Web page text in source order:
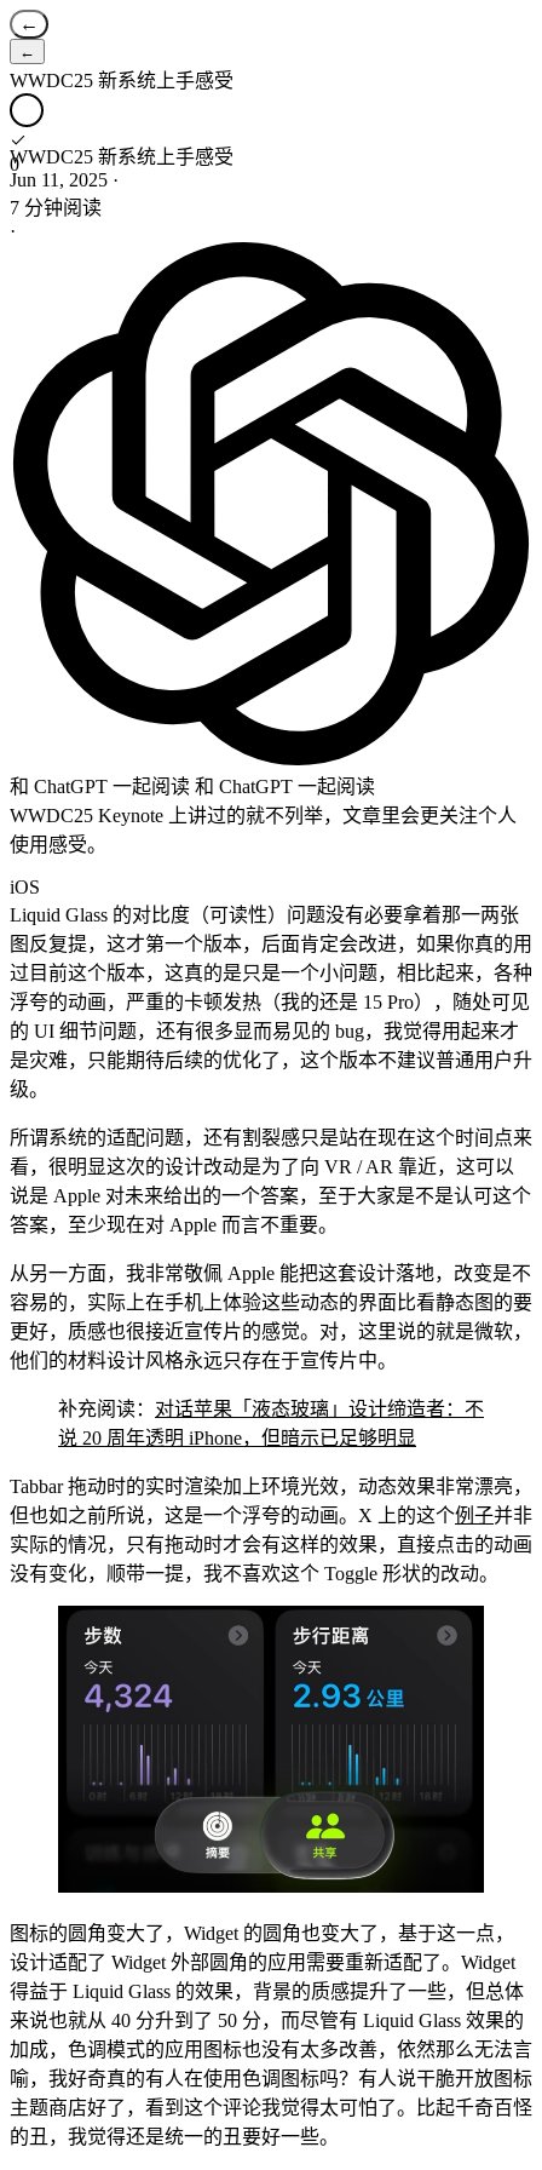
←
←
WWDC25 新系统上手感受
0
WWDC25 新系统上手感受
Jun 11, 2025 ·
7 分钟阅读
·
和 ChatGPT 一起阅读 和 ChatGPT 一起阅读
WWDC25 Keynote 上讲过的就不列举，文章里会更关注个人
使用感受。
iOS
Liquid Glass 的对比度（可读性）问题没有必要拿着那一两张
图反复提，这才第一个版本，后面肯定会改进，如果你真的用
过目前这个版本，这真的是只是一个小问题，相比起来，各种
浮夸的动画，严重的卡顿发热（我的还是 15 Pro），随处可见
的 UI 细节问题，还有很多显而易见的 bug，我觉得用起来才
是灾难，只能期待后续的优化了，这个版本不建议普通用户升
级。
所谓系统的适配问题，还有割裂感只是站在现在这个时间点来
看，很明显这次的设计改动是为了向 VR / AR 靠近，这可以
说是 Apple 对未来给出的一个答案，至于大家是不是认可这个
答案，至少现在对 Apple 而言不重要。
从另一方面，我非常敬佩 Apple 能把这套设计落地，改变是不
容易的，实际上在手机上体验这些动态的界面比看静态图的要
更好，质感也很接近宣传片的感觉。对，这里说的就是微软，
他们的材料设计风格永远只存在于宣传片中。
补充阅读： 对话苹果「液态玻璃」设计缔造者：不
说 20 周年透明 iPhone，但暗示已足够明显
Tabbar 拖动时的实时渲染加上环境光效，动态效果非常漂亮，
但也如之前所说，这是一个浮夸的动画。X 上的这个例子并非
实际的情况，只有拖动时才会有这样的效果，直接点击的动画
没有变化，顺带一提，我不喜欢这个 Toggle 形状的改动。
图标的圆角变大了，Widget 的圆角也变大了，基于这一点，
设计适配了 Widget 外部圆角的应用需要重新适配了。Widget
得益于 Liquid Glass 的效果，背景的质感提升了一些，但总体
来说也就从 40 分升到了 50 分，而尽管有 Liquid Glass 效果的
加成，色调模式的应用图标也没有太多改善，依然那么无法言
喻，我好奇真的有人在使用色调图标吗？有人说干脆开放图标
主题商店好了，看到这个评论我觉得太可怕了。比起千奇百怪
的丑，我觉得还是统一的丑要好一些。